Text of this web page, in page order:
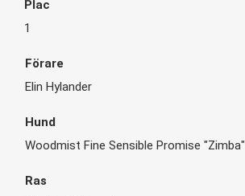
1
Elin Hylander
Woodmist Fine Sensible Promise "Zimba"